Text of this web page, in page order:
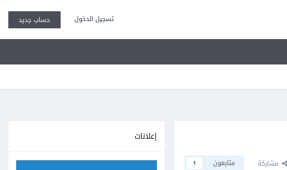
تسجيل الدخول حساب جديد
مشاركة متابعون 1
إعلانات